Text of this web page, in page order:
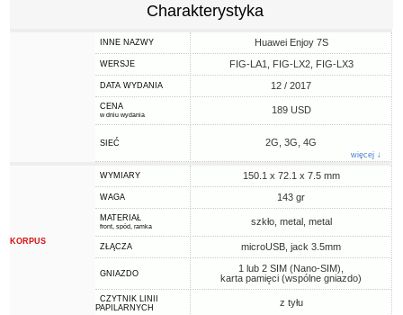
Charakterystyka
INNE NAZWY Huawei Enjoy 7S
WERSJE FIG-LA1, FIG-LX2, FIG-LX3
DATA WYDANIA 12 / 2017
CENA
w dniu wydania 189 USD
SIEĆ 2G, 3G, 4G
więcej ↓
KORPUS
WYMIARY 150.1 x 72.1 x 7.5 mm
WAGA 143 gr
MATERIAŁ
front, spód, ramka szkło, metal, metal
ZŁĄCZA microUSB, jack 3.5mm
GNIAZDO
1 lub 2 SIM (Nano-SIM),
karta pamięci (wspólne gniazdo)
CZYTNIK LINII
PAPILARNYCH
z tyłu